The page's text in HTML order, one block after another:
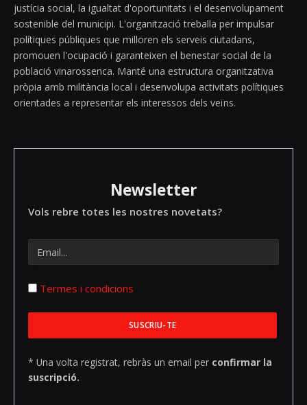
justícia social, la igualtat d'oportunitats i el desenvolupament
sostenible del municipi. L'organització treballa per impulsar
polítiques públiques que milloren els serveis ciutadans,
promouen l'ocupació i garanteixen el benestar social de la
població vinarossenca. Manté una estructura organitzativa
pròpia amb militància local i desenvolupa activitats polítiques
orientades a representar els interessos dels veïns.
Newsletter
Vols rebre totes les nostres novetats?
Termes i condicions
* Una volta registrat, rebràs un email per confirmar la
suscripció.